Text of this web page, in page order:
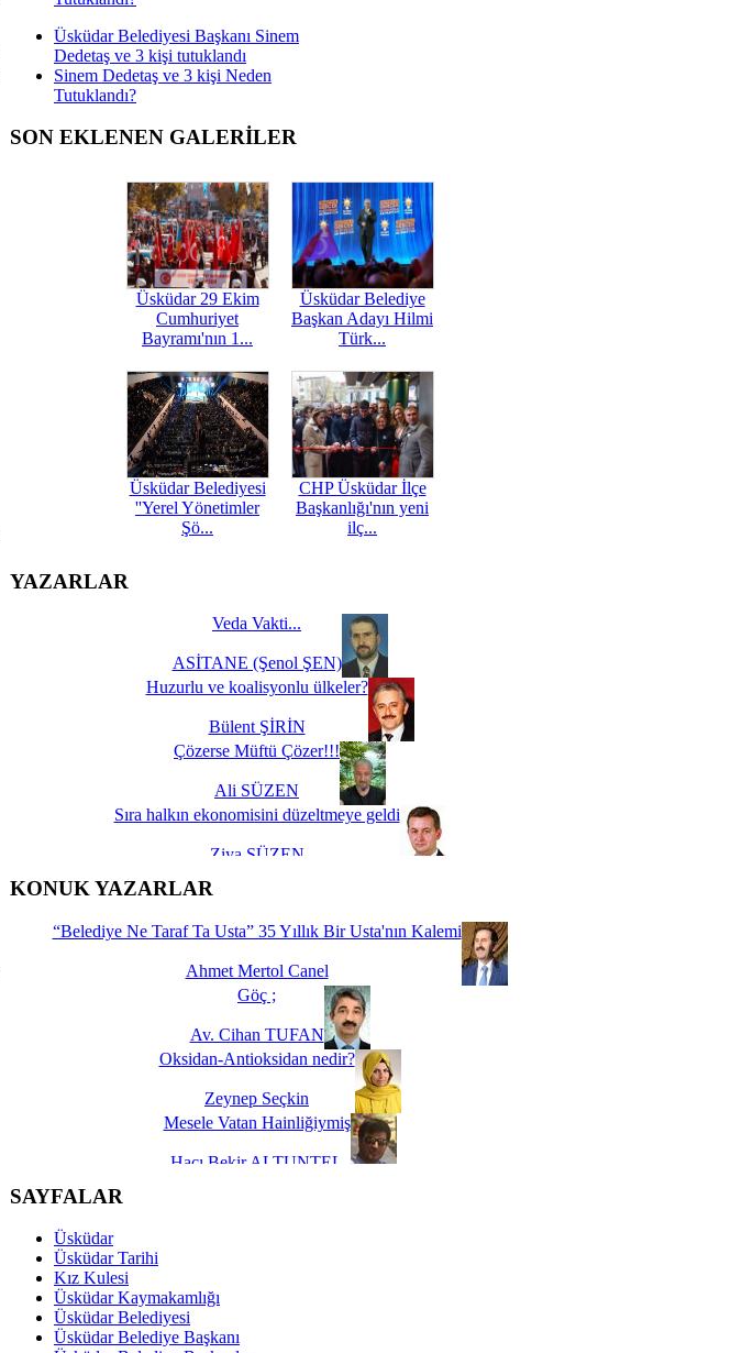
Üsküdar Belediyesi Başkanı Sinem
Dedetaş ve 3 kişi tutuklandı
Sinem Dedetaş ve 3 kişi Neden
Tutuklandı?
SON EKLENEN GALERİLER
Üsküdar 29 Ekim
Cumhuriyet
Bayramı'nın 1...
Üsküdar Belediye
Başkan Adayı Hilmi
Türk...
Üsküdar Belediyesi
''Yerel Yönetimler
Şö...
CHP Üsküdar İlçe
Başkanlığı'nın yeni
ilç...
YAZARLAR
Veda Vakti...
ASİTANE (Şenol ŞEN)
Huzurlu ve koalisyonlu ülkeler?
Bülent ŞİRİN
Çözerse Müftü Çözer!!!
Ali SÜZEN
Sıra halkın ekonomisini düzeltmeye geldi
Ziya SÜZEN
İşte Biz buyuz...
KONUK YAZARLAR
“Belediye Ne Taraf Ta Usta” 35 Yıllık Bir Usta'nın Kalemi
Ahmet Mertol Canel
Göç ;
Av. Cihan TUFAN
Oksidan-Antioksidan nedir?
Zeynep Seçkin
Mesele Vatan Hainliğiymiş
Hacı Bekir ALTUNTEL
Dünya Fani, Ama Kısa Bir Süre De Olsa Burdayız
Savaş ŞENEL
Hukukun Adaleti Kalmadı Üstadım!
SAYFALAR
Üsküdar
Üsküdar Tarihi
Kız Kulesi
Üsküdar Kaymakamlığı
Üsküdar Belediyesi
Üsküdar Belediye Başkanı